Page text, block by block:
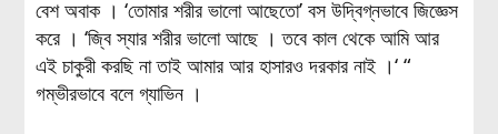
বেশ অবাক । ‘তোমার শরীর ভালো আছেতো’ বস উদ্বিগ্নভাবে জিজ্ঞেস
করে । ‘জ্বি স্যার শরীর ভালো আছে । তবে কাল থেকে আমি আর
এই চাকুরী করছি না তাই আমার আর হাসারও দরকার নাই ।‘ “
গম্ভীরভাবে বলে গ্যাভিন ।